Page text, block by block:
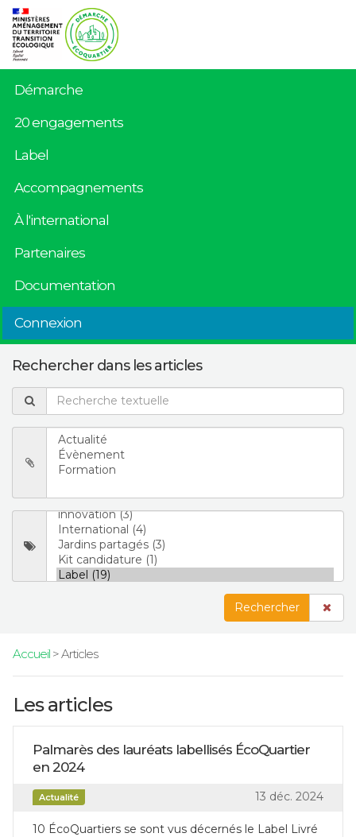
Démarche
20 engagements
Label
Accompagnements
À l'international
Partenaires
Documentation
Connexion
Rechercher dans les articles
Rechercher
Accueil> Articles
Les articles
Palmarès des lauréats labellisés ÉcoQuartier
en 2024
Actualité 13 déc. 2024
10 ÉcoQuartiers se sont vus décernés le Label Livré